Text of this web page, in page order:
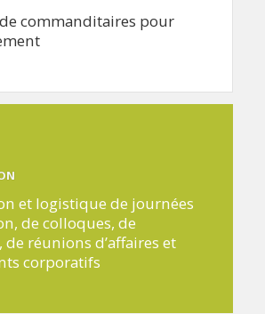
commanditaires pour
et logistique de journées
de colloques, de
de réunions d’affaires et
corporatifs